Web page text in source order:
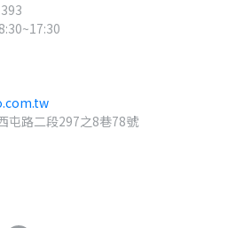
屯路二段297之8巷78號